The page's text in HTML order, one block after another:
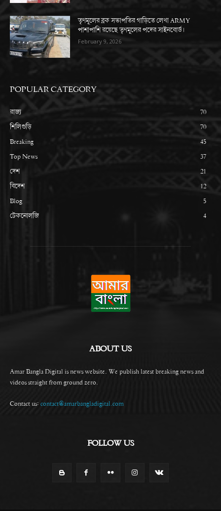
তৃণমূলের ব্লক সভাপতির গাড়িতে লেখা ARMY
পাশাপাশি রয়েছে তৃণমূলের পদের সাইনবোর্ড।
February 9, 2026
POPULAR CATEGORY
রাজ্য
70
শিলিগুড়ি
70
Breaking
45
Top News
37
দেশ
21
বিদেশ
12
Blog
5
টেকনোলজি
4
ABOUT US
Amar Bangla Digital is news website. We publish latest breaking news and
videos straight from ground zero.
Contact us:contact@amarbangladigital.com
FOLLOW US